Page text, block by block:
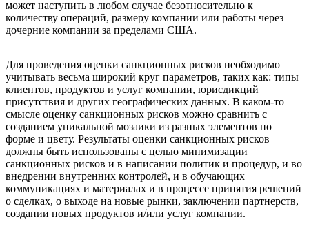
может наступить в любом случае безотносительно к
количеству операций, размеру компании или работы через
дочерние компании за пределами США.
Для проведения оценки санкционных рисков необходимо
учитывать весьма широкий круг параметров, таких как: типы
клиентов, продуктов и услуг компании, юрисдикций
присутствия и других географических данных. В каком-то
смысле оценку санкционных рисков можно сравнить с
созданием уникальной мозаики из разных элементов по
форме и цвету. Результаты оценки санкционных рисков
должны быть использованы с целью минимизации
санкционных рисков и в написании политик и процедур, и во
внедрении внутренних контролей, и в обучающих
коммуникациях и материалах и в процессе принятия решений
о сделках, о выходе на новые рынки, заключении партнерств,
создании новых продуктов и/или услуг компании.